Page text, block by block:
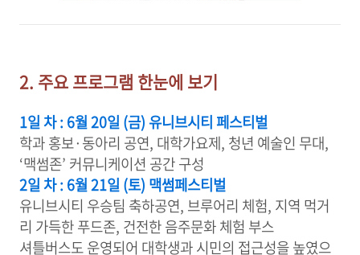
2. 주요 프로그램 한눈에 보기
1일 차 : 6월 20일 (금) 유니브시티 페스티벌
학과 홍보·동아리 공연, 대학가요제, 청년 예술인 무대,
‘맥썸존’ 커뮤니케이션 공간 구성
2일 차 : 6월 21일 (토) 맥썸페스티벌
유니브시티 우승팀 축하공연, 브루어리 체험, 지역 먹거
리 가득한 푸드존, 건전한 음주문화 체험 부스
셔틀버스도 운영되어 대학생과 시민의 접근성을 높였으